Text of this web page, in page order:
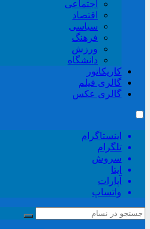
اجتماعی
اقتصاد
سیاسی
فرهنگ
ورزش
دانشگاه
کاریکاتور
گالری فیلم
گالری عکس
اینستاگرام
تلگرام
سروش
ایتا
آپارات
واتساپ